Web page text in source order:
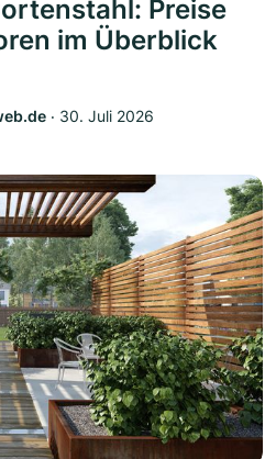
Preise
im Überblick
‧ 30. Juli 2026